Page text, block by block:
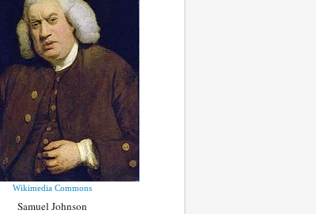
Wikimedia Commons
Samuel Johnson